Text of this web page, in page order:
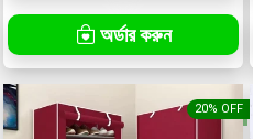
অর্ডার করুন
20% OFF